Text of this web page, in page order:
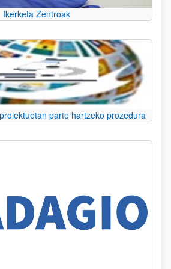
Ikerketa Zentroak
parte hartzeko prozedura